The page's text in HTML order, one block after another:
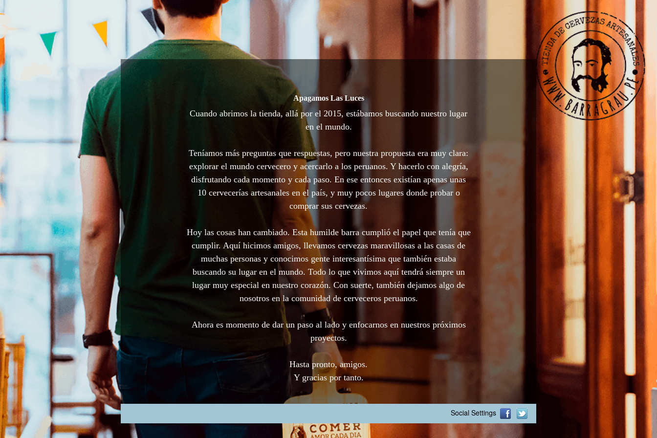
Apagamos Las Luces
Cuando abrimos la tienda, allá por el 2015, estábamos buscando nuestro lugar
en el mundo.
Teníamos más preguntas que respuestas, pero nuestra propuesta era muy clara:
explorar el mundo cervecero y acercarlo a los peruanos. Y hacerlo con alegría,
disfrutando cada momento y cada paso. En ese entonces existían apenas unas
10 cervecerías artesanales en el país, y muy pocos lugares donde probar o
comprar sus cervezas.
Hoy las cosas han cambiado. Esta humilde barra cumplió el papel que tenía que
cumplir. Aquí hicimos amigos, llevamos cervezas maravillosas a las casas de
muchas personas y conocimos gente interesantísima que también estaba
buscando su lugar en el mundo. Todo lo que vivimos aquí tendrá siempre un
lugar muy especial en nuestro corazón. Con suerte, también dejamos algo de
nosotros en la comunidad de cerveceros peruanos.
Ahora es momento de dar un paso al lado y enfocarnos en nuestros próximos
proyectos.
Hasta pronto, amigos.
Y gracias por tanto.
Social Settings